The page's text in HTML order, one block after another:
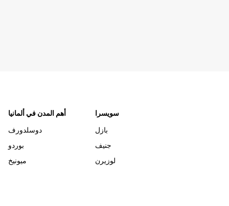
أهم المدن في ألمانيا
دوسلدورف
بوردو
ميونيخ
سويسرا
بازل
جنيف
لوزيرن